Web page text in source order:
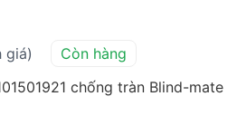
giá)
Còn hàng
chống tràn Blind-mate